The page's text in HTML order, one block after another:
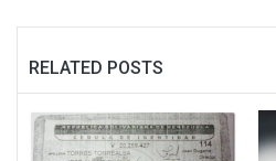
RELATED POSTS